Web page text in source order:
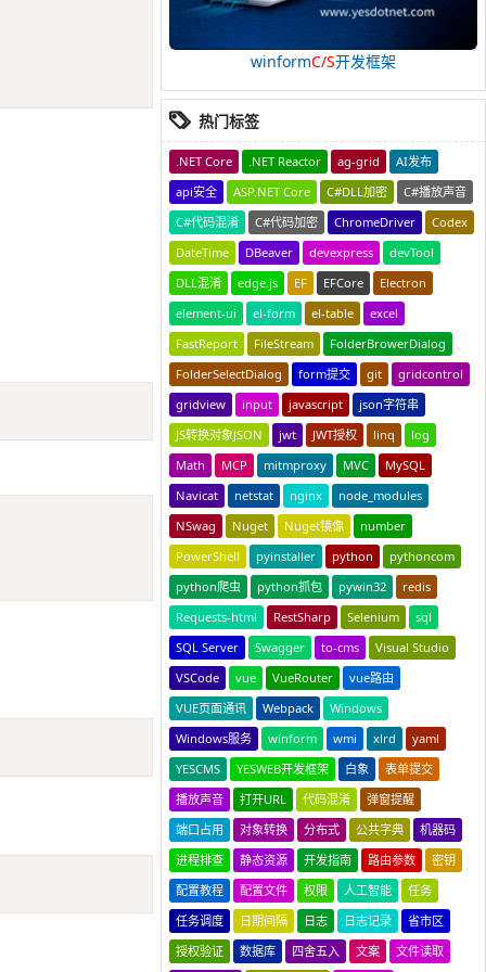
winformC/S开发框架
热门标签
.NET Core .NET Reactor ag-grid
AI发布
api安全
ASP.NET Core C#DLL加密
C#播放声音
C#代码混淆
C#代码加密 ChromeDriver
Codex
DateTime
DBeaver devexpress
devTool
DLL混淆
edge.js EF EFCore
Electron
element-ui
el-form el-table
excel
FastReport
FileStream
FolderBrowerDialog
FolderSelectDialog
form提交 git
gridcontrol
gridview
input javascript
json字符串
JS转换对象JSON
jwt JWT授权 linq
log
Math
MCP mitmproxy MVC
MySQL
Navicat
netstat nginx
node_modules
NSwag
Nuget Nuget镜像
number
PowerShell
pyinstaller python
pythoncom
python爬虫
python抓包 pywin32
redis
Requests-html
RestSharp Selenium
sql
SQL Server
Swagger to-cms
Visual Studio
VSCode
vue VueRouter
vue路由
VUE页面通讯
Webpack
Windows
Windows服务
winform wmi xlrd
yaml
YESCMS
YESWEB开发框架 白象
表单提交
播放声音
打开URL 代码混淆
弹窗提醒
端口占用
对象转换 分布式 公共字典
机器码
进程排查
静态资源 开发指南 路由参数
密钥
配置教程
配置文件 权限 人工智能
任务
任务调度
日期间隔 日志 日志记录
省市区
授权验证
数据库 四舍五入 文案
文件读取